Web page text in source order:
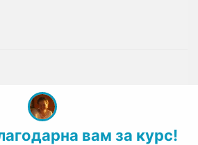
вам за курс!